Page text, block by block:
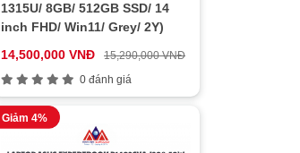
1315U/ 8GB/ 512GB SSD/ 14
inch FHD/ Win11/ Grey/ 2Y)
14,500,000 VNĐ
15,290,000 VNĐ
0 đánh giá
Giảm 4%